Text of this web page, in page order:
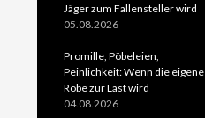
Jäger zum Fallensteller wird
05.08.2026
Promille, Pöbeleien,
Peinlichkeit: Wenn die eigene
Robe zur Last wird
04.08.2026